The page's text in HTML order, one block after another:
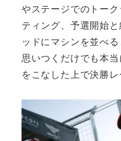
やステージでのトー
ティング、予選開始
ッドにマシンを並べ
思いつくだけでも本
をこなした上で決勝レ